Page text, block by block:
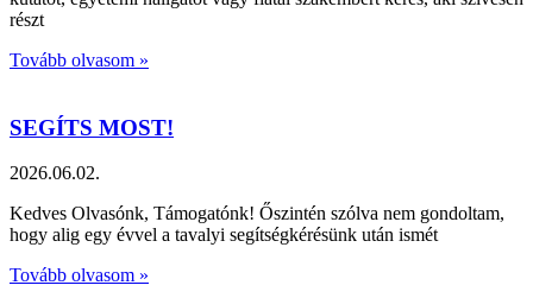
részt
Tovább olvasom »
SEGÍTS MOST!
2026.06.02.
Kedves Olvasónk, Támogatónk! Őszintén szólva nem gondoltam,
hogy alig egy évvel a tavalyi segítségkérésünk után ismét
Tovább olvasom »